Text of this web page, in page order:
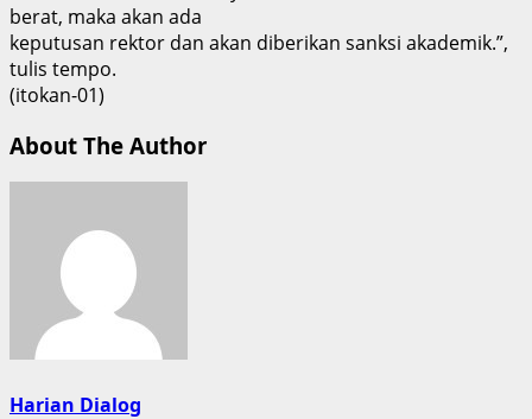
berat, maka akan ada
keputusan rektor dan akan diberikan sanksi akademik.”,
tulis tempo.
(itokan-01)
About The Author
Harian Dialog